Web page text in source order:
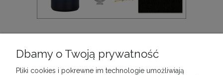
kolor: kolor: Black 026, opak. 500 ml
59,90 zł
Dbamy o Twoją prywatność
Pliki cookies i pokrewne im technologie umożliwiają